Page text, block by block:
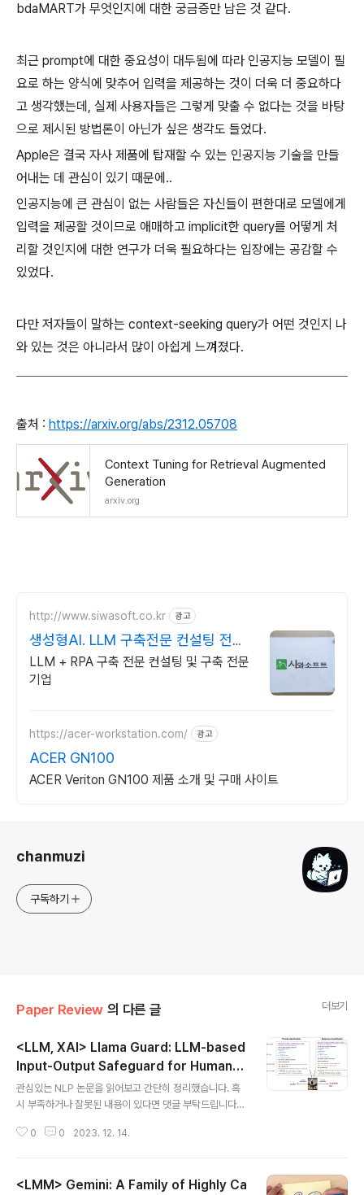
bdaMART가 무엇인지에 대한 궁금증만 남은 것 같다.
최근 prompt에 대한 중요성이 대두됨에 따라 인공지능 모델이 필
요로 하는 양식에 맞추어 입력을 제공하는 것이 더욱 더 중요하다
고 생각했는데, 실제 사용자들은 그렇게 맞출 수 없다는 것을 바탕
으로 제시된 방법론이 아닌가 싶은 생각도 들었다.
Apple은 결국 자사 제품에 탑재할 수 있는 인공지능 기술을 만들
어내는 데 관심이 있기 때문에..
인공지능에 큰 관심이 없는 사람들은 자신들이 편한대로 모델에게
입력을 제공할 것이므로 애매하고 implicit한 query를 어떻게 처
리할 것인지에 대한 연구가 더욱 필요하다는 입장에는 공감할 수
있었다.
다만 저자들이 말하는 context-seeking query가 어떤 것인지 나
와 있는 것은 아니라서 많이 아쉽게 느껴졌다.
출처 : https://arxiv.org/abs/2312.05708
Context Tuning for Retrieval Augmented
Generation
arxiv.org
http://www.siwasoft.co.kr 광고
생성형AI. LLM 구축전문 컨설팅 전문
인력 다수 보유
LLM + RPA 구축 전문 컨설팅 및 구축 전문
기업
https://acer-workstation.com/ 광고
ACER GN100
ACER Veriton GN100 제품 소개 및 구매 사이트
chanmuzi
구독하기
Paper Review 의 다른 글 더보기
<LLM, XAI> Llama Guard: LLM-based
Input-Output Safeguard for Human-
AI Conversations (2023.12)
관심있는 NLP 논문을 읽어보고 간단히 정리했습니다. 혹
시 부족하거나 잘못된 내용이 있다면 댓글 부탁드립니다
ama2-7b 모델을 자체 수집된 데이터셋에 대해 instruct
서도 우수한 성능 - Llama Guard는 multi-class class
0 0 2023. 12. 14.
<LMM> Gemini: A Family of Highly Ca